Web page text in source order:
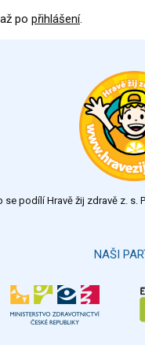
po přihlášení.
podílí Hravě žij zdravě z.
NAŠI